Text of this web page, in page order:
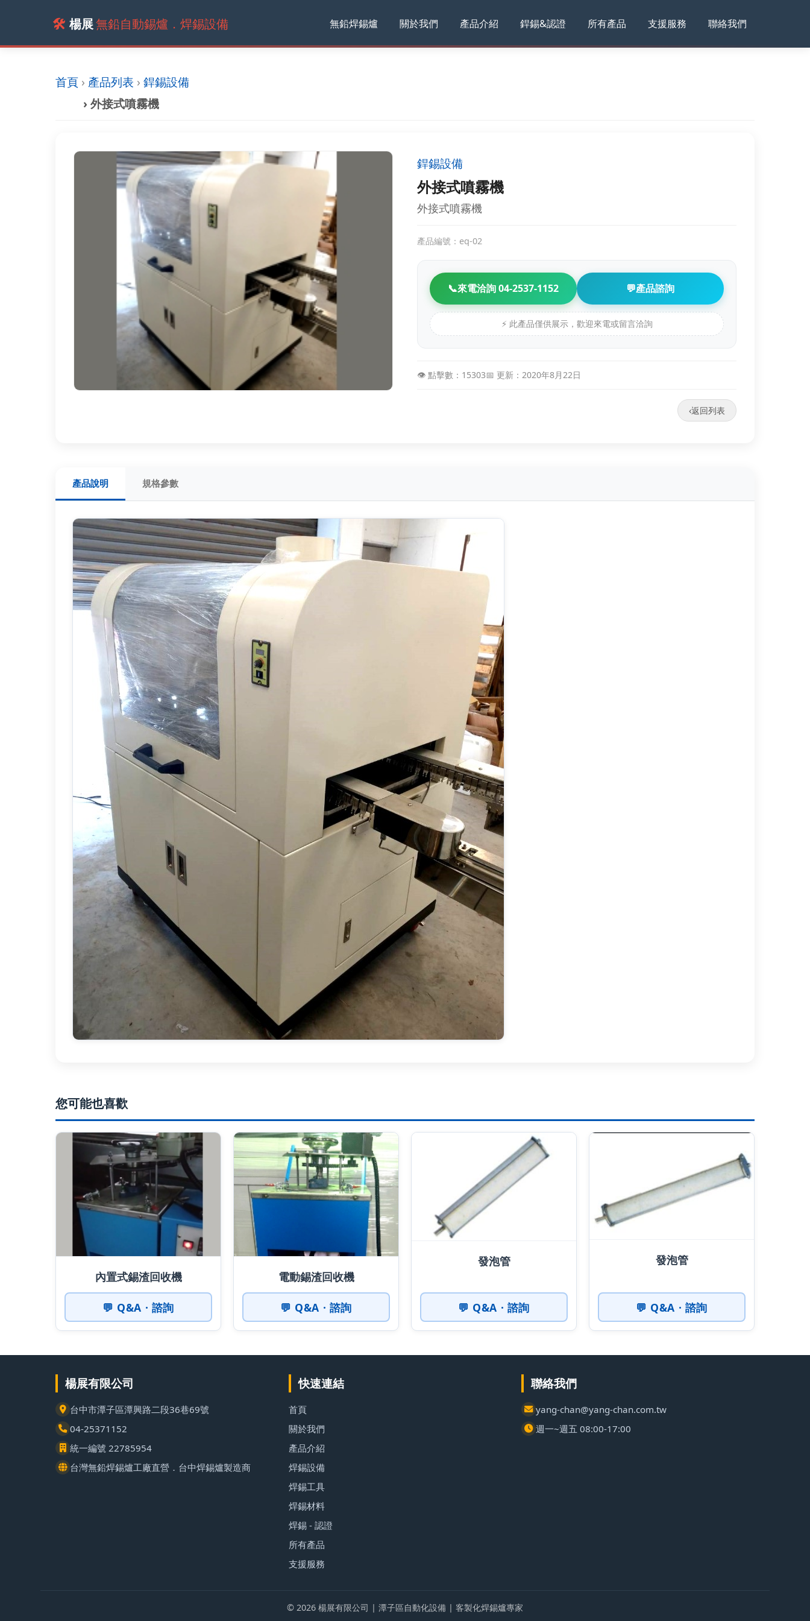
🛠️ 楊展無鉛自動錫爐．焊錫設備 無鉛焊錫爐 關於我們 產品介紹 銲錫&認證 所有產品 支援服務 聯絡我們
首頁 › 產品列表 › 銲錫設備
› 外接式噴霧機
銲錫設備
外接式噴霧機
外接式噴霧機
產品編號：eq-02
📞來電洽詢 04-2537-1152 💬產品諮詢
⚡ 此產品僅供展示，歡迎來電或留言洽詢
👁️ 點擊數：15303📅 更新：2020年8月22日
‹返回列表
產品說明 規格參數
您可能也喜歡
內置式錫渣回收機
💬 Q&A · 諮詢
電動錫渣回收機
💬 Q&A · 諮詢
發泡管
💬 Q&A · 諮詢
發泡管
💬 Q&A · 諮詢
楊展有限公司
台中市潭子區潭興路二段36巷69號
04-25371152
統一編號 22785954
台灣無鉛焊錫爐工廠直營．台中焊錫爐製造商
快速連結
首頁
關於我們
產品介紹
焊錫設備
焊錫工具
焊錫材料
焊錫 - 認證
所有產品
支援服務
聯絡我們
yang-chan@yang-chan.com.tw
週一~週五 08:00-17:00
© 2026 楊展有限公司 | 潭子區自動化設備 | 客製化焊錫爐專家